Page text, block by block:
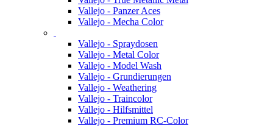
Vallejo - Panzer Aces
Vallejo - Mecha Color
Vallejo - Spraydosen
Vallejo - Metal Color
Vallejo - Model Wash
Vallejo - Grundierungen
Vallejo - Weathering
Vallejo - Traincolor
Vallejo - Hilfsmittel
Vallejo - Premium RC-Color